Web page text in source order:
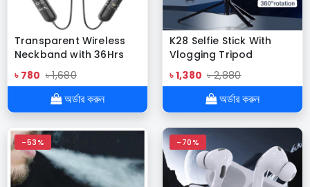
Transparent Wireless
Neckband with 36Hrs
Playtime, HD Sound
Bluetooth Headset
৳ 780 ৳ 1,680
অর্ডার করুন
K28 Selfie Stick With
Vlogging Tripod
৳ 1,380 ৳ 2,880
অর্ডার করুন
-53% -70%